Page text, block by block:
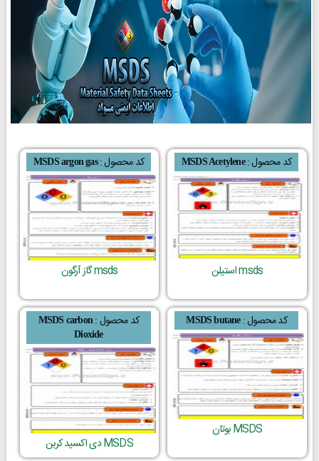
کد محصول :MSDS Acetylene
msds استیلن
کد محصول :MSDS argon gas
msds گاز آرگون
کد محصول :MSDS butane
MSDS بوتان
کد محصول :MSDS carbon
Dioxide
MSDS دی اکسید کربن